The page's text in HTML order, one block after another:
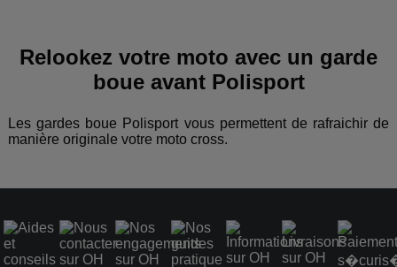
Relookez votre moto avec un garde
boue avant Polisport
Les gardes boue Polisport vous permettent de rafraichir de
manière originale votre moto cross.